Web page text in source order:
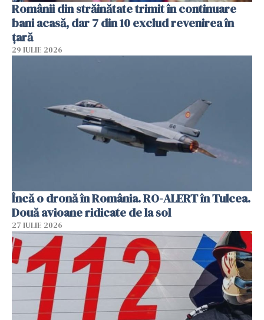
Românii din străinătate trimit în continuare
bani acasă, dar 7 din 10 exclud revenirea în
țară
29 IULIE 2026
Încă o dronă în România. RO-ALERT în Tulcea.
Două avioane ridicate de la sol
27 IULIE 2026